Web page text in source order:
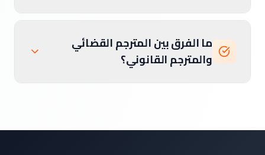
ما الفرق بين المترجم القضائي
والمترجم القانوني؟